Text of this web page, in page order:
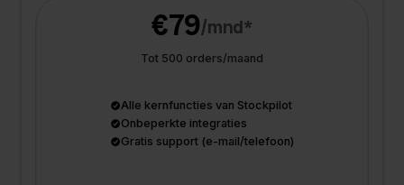
€79/mnd*
Tot 500 orders/maand
Alle kernfuncties van Stockpilot
Onbeperkte integraties
Gratis support (e-mail/telefoon)